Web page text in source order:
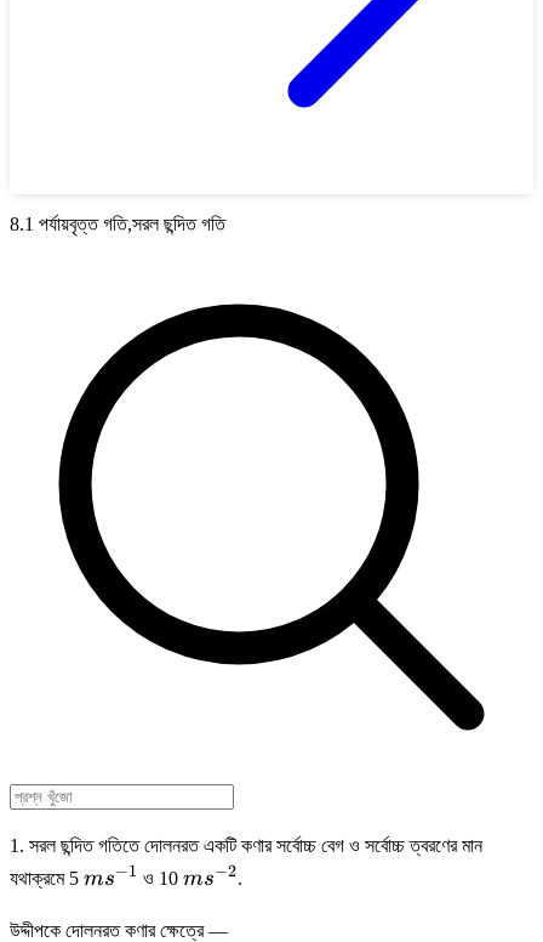
8.1 পর্যায়বৃত্ত গতি,সরল ছন্দিত গতি
1. সরল ছন্দিত গতিতে দোলনরত একটি কণার সর্বোচ্চ বেগ ও সর্বোচ্চ ত্বরণের মান
যথাক্রমে 5 ms
ms−1 ও 10 ms
ms−2.
উদ্দীপকে দোলনরত কণার ক্ষেত্রে —